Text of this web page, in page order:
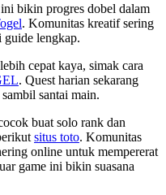
bikin progres dobel dalam
. Komunitas kreatif sering
lengkap.
cepat kaya, simak cara
. Quest harian sekarang
santai main.
buat solo rank dan
situs toto. Komunitas
online untuk mempererat
game ini bikin suasana